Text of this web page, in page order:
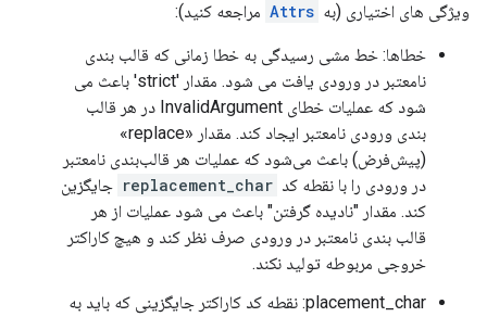
ویژگی های اختیاری (به Attrs مراجعه کنید):
خطاها: خط مشی رسیدگی به خطا زمانی که قالب بندی
نامعتبر در ورودی یافت می شود. مقدار 'strict' باعث می
شود که عملیات خطای InvalidArgument در هر قالب
بندی ورودی نامعتبر ایجاد کند. مقدار «replace»
(پیش‌فرض) باعث می‌شود که عملیات هر قالب‌بندی نامعتبر
در ورودی را با نقطه کد replacement_char جایگزین
کند. مقدار "نادیده گرفتن" باعث می شود عملیات از هر
قالب بندی نامعتبر در ورودی صرف نظر کند و هیچ کاراکتر
خروجی مربوطه تولید نکند.
placement_char: نقطه کد کاراکتر جایگزینی که باید به